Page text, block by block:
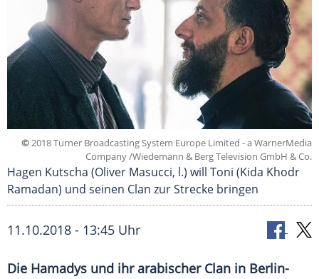
©2018 Turner Broadcasting System Europe Limited - a WarnerMedia
Company /Wiedemann & Berg Television GmbH & Co.
Hagen Kutscha (Oliver Masucci, l.) will Toni (Kida Khodr
Ramadan) und seinen Clan zur Strecke bringen
11.10.2018 - 13:45 Uhr
Die Hamadys und ihr arabischer Clan in Berlin-